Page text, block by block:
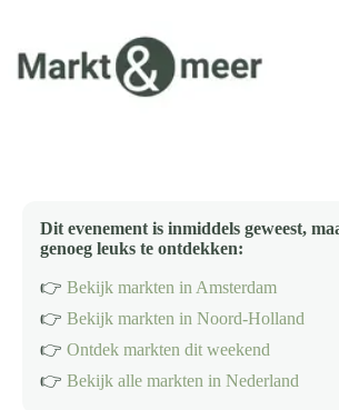
inhoud
Dit evenement is inmiddels geweest,
genoeg leuks te ontdekken:
👉 Bekijk markten in Amsterdam
👉 Bekijk markten in Noord-Holland
👉 Ontdek markten dit weekend
👉 Bekijk alle markten in Nederland